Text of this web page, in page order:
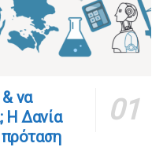
να
Η Δανία
πρόταση